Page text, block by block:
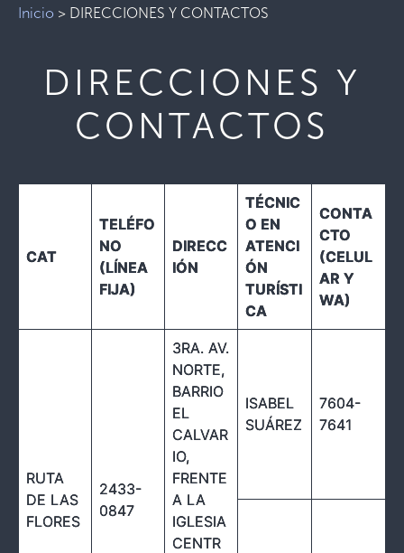
Inicio > DIRECCIONES Y CONTACTOS
DIRECCIONES Y
CONTACTOS
CAT
TELÉFO
NO
(LÍNEA
FIJA)
DIRECC
IÓN
TÉCNIC
O EN
ATENCI
ÓN
TURÍSTI
CA
CONTA
CTO
(CELUL
AR Y
WA)
RUTA
DE LAS
FLORES
2433-
0847
3RA. AV.
NORTE,
BARRIO
EL
CALVAR
IO,
FRENTE
A LA
IGLESIA
CENTR
ISABEL
SUÁREZ
7604-
7641